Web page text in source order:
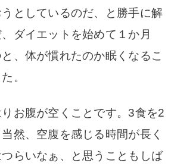
としているのだ、と勝手に解
ダイエットを始めて１か月
、体が慣れたのか眠くなるこ
。
お腹が空くことです。3食を2
然、空腹を感じる時間が長く
らいなぁ、と思うこともしば